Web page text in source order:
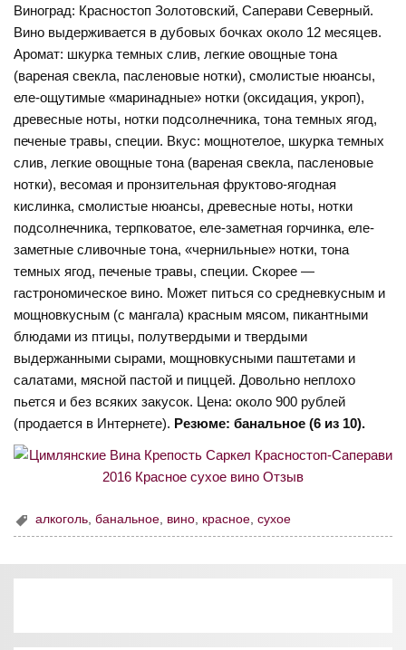
Виноград: Красностоп Золотовский, Саперави Северный.
Вино выдерживается в дубовых бочках около 12 месяцев.
Аромат: шкурка темных слив, легкие овощные тона
(вареная свекла, пасленовые нотки), смолистые нюансы,
еле-ощутимые «маринадные» нотки (оксидация, укроп),
древесные ноты, нотки подсолнечника, тона темных ягод,
печеные травы, специи. Вкус: мощнотелое, шкурка темных
слив, легкие овощные тона (вареная свекла, пасленовые
нотки), весомая и пронзительная фруктово-ягодная
кислинка, смолистые нюансы, древесные ноты, нотки
подсолнечника, терпковатое, еле-заметная горчинка, еле-
заметные сливочные тона, «чернильные» нотки, тона
темных ягод, печеные травы, специи. Скорее —
гастрономическое вино. Может питься со средневкусным и
мощновкусным (с мангала) красным мясом, пикантными
блюдами из птицы, полутвердыми и твердыми
выдержанными сырами, мощновкусными паштетами и
салатами, мясной пастой и пиццей. Довольно неплохо
пьется и без всяких закусок. Цена: около 900 рублей
(продается в Интернете). Резюме: банальное (6 из 10).
алкоголь,банальное, вино, красное,сухое